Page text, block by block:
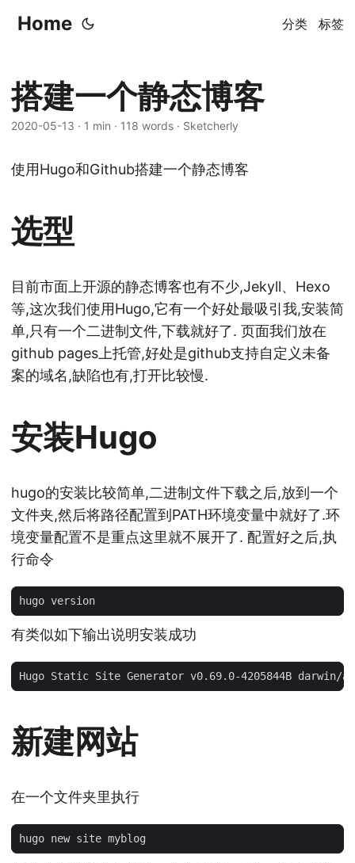
Home 分类 标签
搭建一个静态博客
2020-05-13 · 1 min · 118 words · Sketcherly
使用Hugo和Github搭建一个静态博客
选型
目前市面上开源的静态博客也有不少,Jekyll、Hexo
等,这次我们使用Hugo,它有一个好处最吸引我,安装简
单,只有一个二进制文件,下载就好了. 页面我们放在
github pages上托管,好处是github支持自定义未备
案的域名,缺陷也有,打开比较慢.
安装Hugo
hugo的安装比较简单,二进制文件下载之后,放到一个
文件夹,然后将路径配置到PATH环境变量中就好了.环
境变量配置不是重点这里就不展开了. 配置好之后,执
行命令
有类似如下输出说明安装成功
新建网站
在一个文件夹里执行